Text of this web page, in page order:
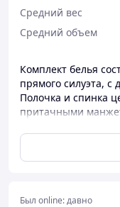
Средний вес
Средний объем
Комплект белья
прямого силуэта,
Полочка и спинка
притачными
без боковых швов,
Рекомендуется для
запатентованной
Был online:давно